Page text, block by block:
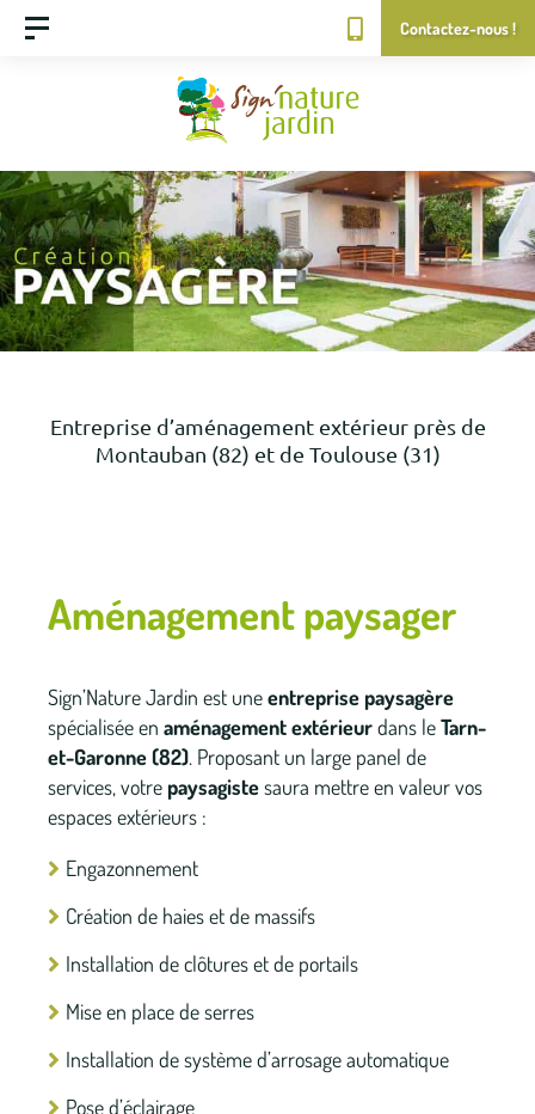
Contactez-nous !
Entreprise d’aménagement extérieur près de
Montauban (82) et de Toulouse (31)
Aménagement paysager
Sign’Nature Jardin est uneentreprise paysagère
spécialisée en aménagement extérieurdans leTarn-
et-Garonne (82). Proposant un large panel de
services, votre paysagistesaura mettre en valeur vos
espaces extérieurs :
Engazonnement
Création de haies et de massifs
Installation de clôtures et de portails
Mise en place de serres
Installation de système d’arrosage automatique
Pose d’éclairage